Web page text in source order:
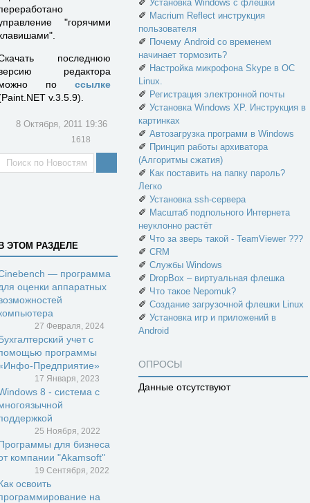
"горячими
последнюю
редактора
по ссылке
v.3.5.9).
8 Октября, 2011 19:36
1618
ЭТОМ РАЗДЕЛЕ
— программа
оценки аппаратных
27 Февраля, 2024
учет с
программы
Предприятие»
17 Января, 2023
8 - система с
25 Ноября, 2022
для бизнеса
компании "Akamsoft"
19 Сентября, 2022
освоить
на
Установка Windows с флешки
✐ Macrium Reflect инструкция
пользователя
✐ Почему Android со временем
начинает тормозить?
✐ Настройка микрофона Skype в ОС
Linux.
✐ Регистрация электронной почты
✐ Установка Windows XP. Инструкция в
картинках
✐ Автозагрузка программ в Windows
✐ Принцип работы архиватора
(Алгоритмы сжатия)
✐ Как поставить на папку пароль?
Легко
✐ Установка ssh-сервера
✐ Масштаб подпольного Интернета
неуклонно растёт
✐ Что за зверь такой - TeamViewer ???
✐ CRM
✐ Службы Windows
✐ DropBox – виртуальная флешка
✐ Что такое Nepomuk?
✐ Создание загрузочной флешки Linux
✐ Установка игр и приложений в
Android
ОПРОСЫ
Данные отсутствуют